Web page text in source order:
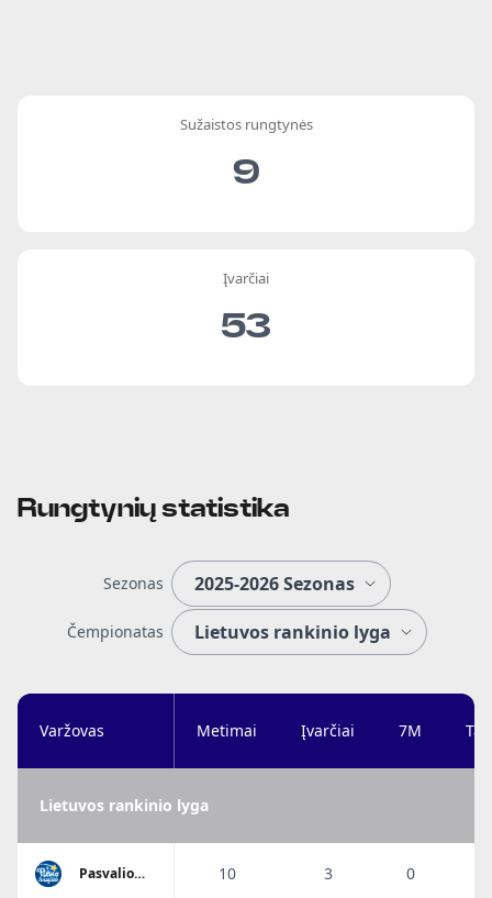
Sužaistos rungtynės
9
Įvarčiai
53
Rungtynių statistika
Sezonas
Čempionatas
Varžovas Metimai Įvarčiai 7M
Lietuvos rankinio lyga
Pasvalio
10 3 0